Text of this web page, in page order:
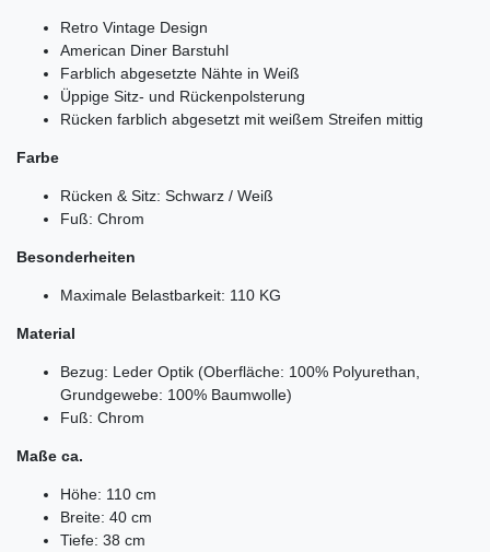
Retro Vintage Design
American Diner Barstuhl
Farblich abgesetzte Nähte in Weiß
Üppige Sitz- und Rückenpolsterung
Rücken farblich abgesetzt mit weißem Streifen mittig
Farbe
Rücken & Sitz: Schwarz / Weiß
Fuß: Chrom
Besonderheiten
Maximale Belastbarkeit: 110 KG
Material
Bezug: Leder Optik (Oberfläche: 100% Polyurethan,
Grundgewebe: 100% Baumwolle)
Fuß: Chrom
Maße ca.
Höhe: 110 cm
Breite: 40 cm
Tiefe: 38 cm